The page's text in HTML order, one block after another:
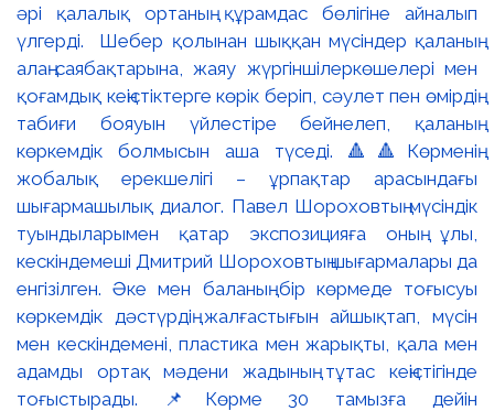
әрі қалалық ортаның құрамдас бөлігіне айналып
үлгерді. Шебер қолынан шыққан мүсіндер қаланың
алаң-саябақтарына, жаяу жүргіншілеркөшелері мен
қоғамдық кеңістіктерге көрік беріп, сәулет пен өмірдің
табиғи бояуын үйлестіре бейнелеп, қаланың
көркемдік болмысын аша түседі. 🔺🔺Көрменің
жобалық ерекшелігі – ұрпақтар арасындағы
шығармашылық диалог. Павел Шороховтың мүсіндік
туындыларымен қатар экспозицияға оның ұлы,
кескіндемеші Дмитрий Шороховтың шығармалары да
енгізілген. Әке мен баланың бір көрмеде тоғысуы
көркемдік дәстүрдің жалғастығын айшықтап, мүсін
мен кескіндемені, пластика мен жарықты, қала мен
адамды ортақ мәдени жадының тұтас кеңістігінде
тоғыстырады. 📌Көрме 30 тамызға дейін